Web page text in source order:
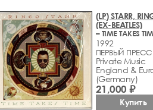
(LP) STARR,
(EX-BEATLES)
– TIME TAKES
1992
ПЕРВЫЙ ПРЕСС
Private Music
England &
(Germany)
21,000 ₽
Купить